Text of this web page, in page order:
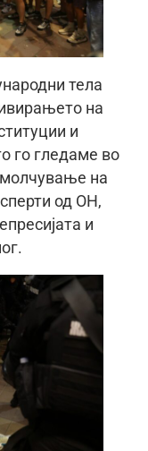
тела
на
и
го гледаме во
на
од ОН,
и